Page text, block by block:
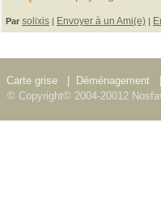
Par solixis | Envoyer à un Ami(e) |
Carte grise Déménagement
© Copyright© 2004-20012